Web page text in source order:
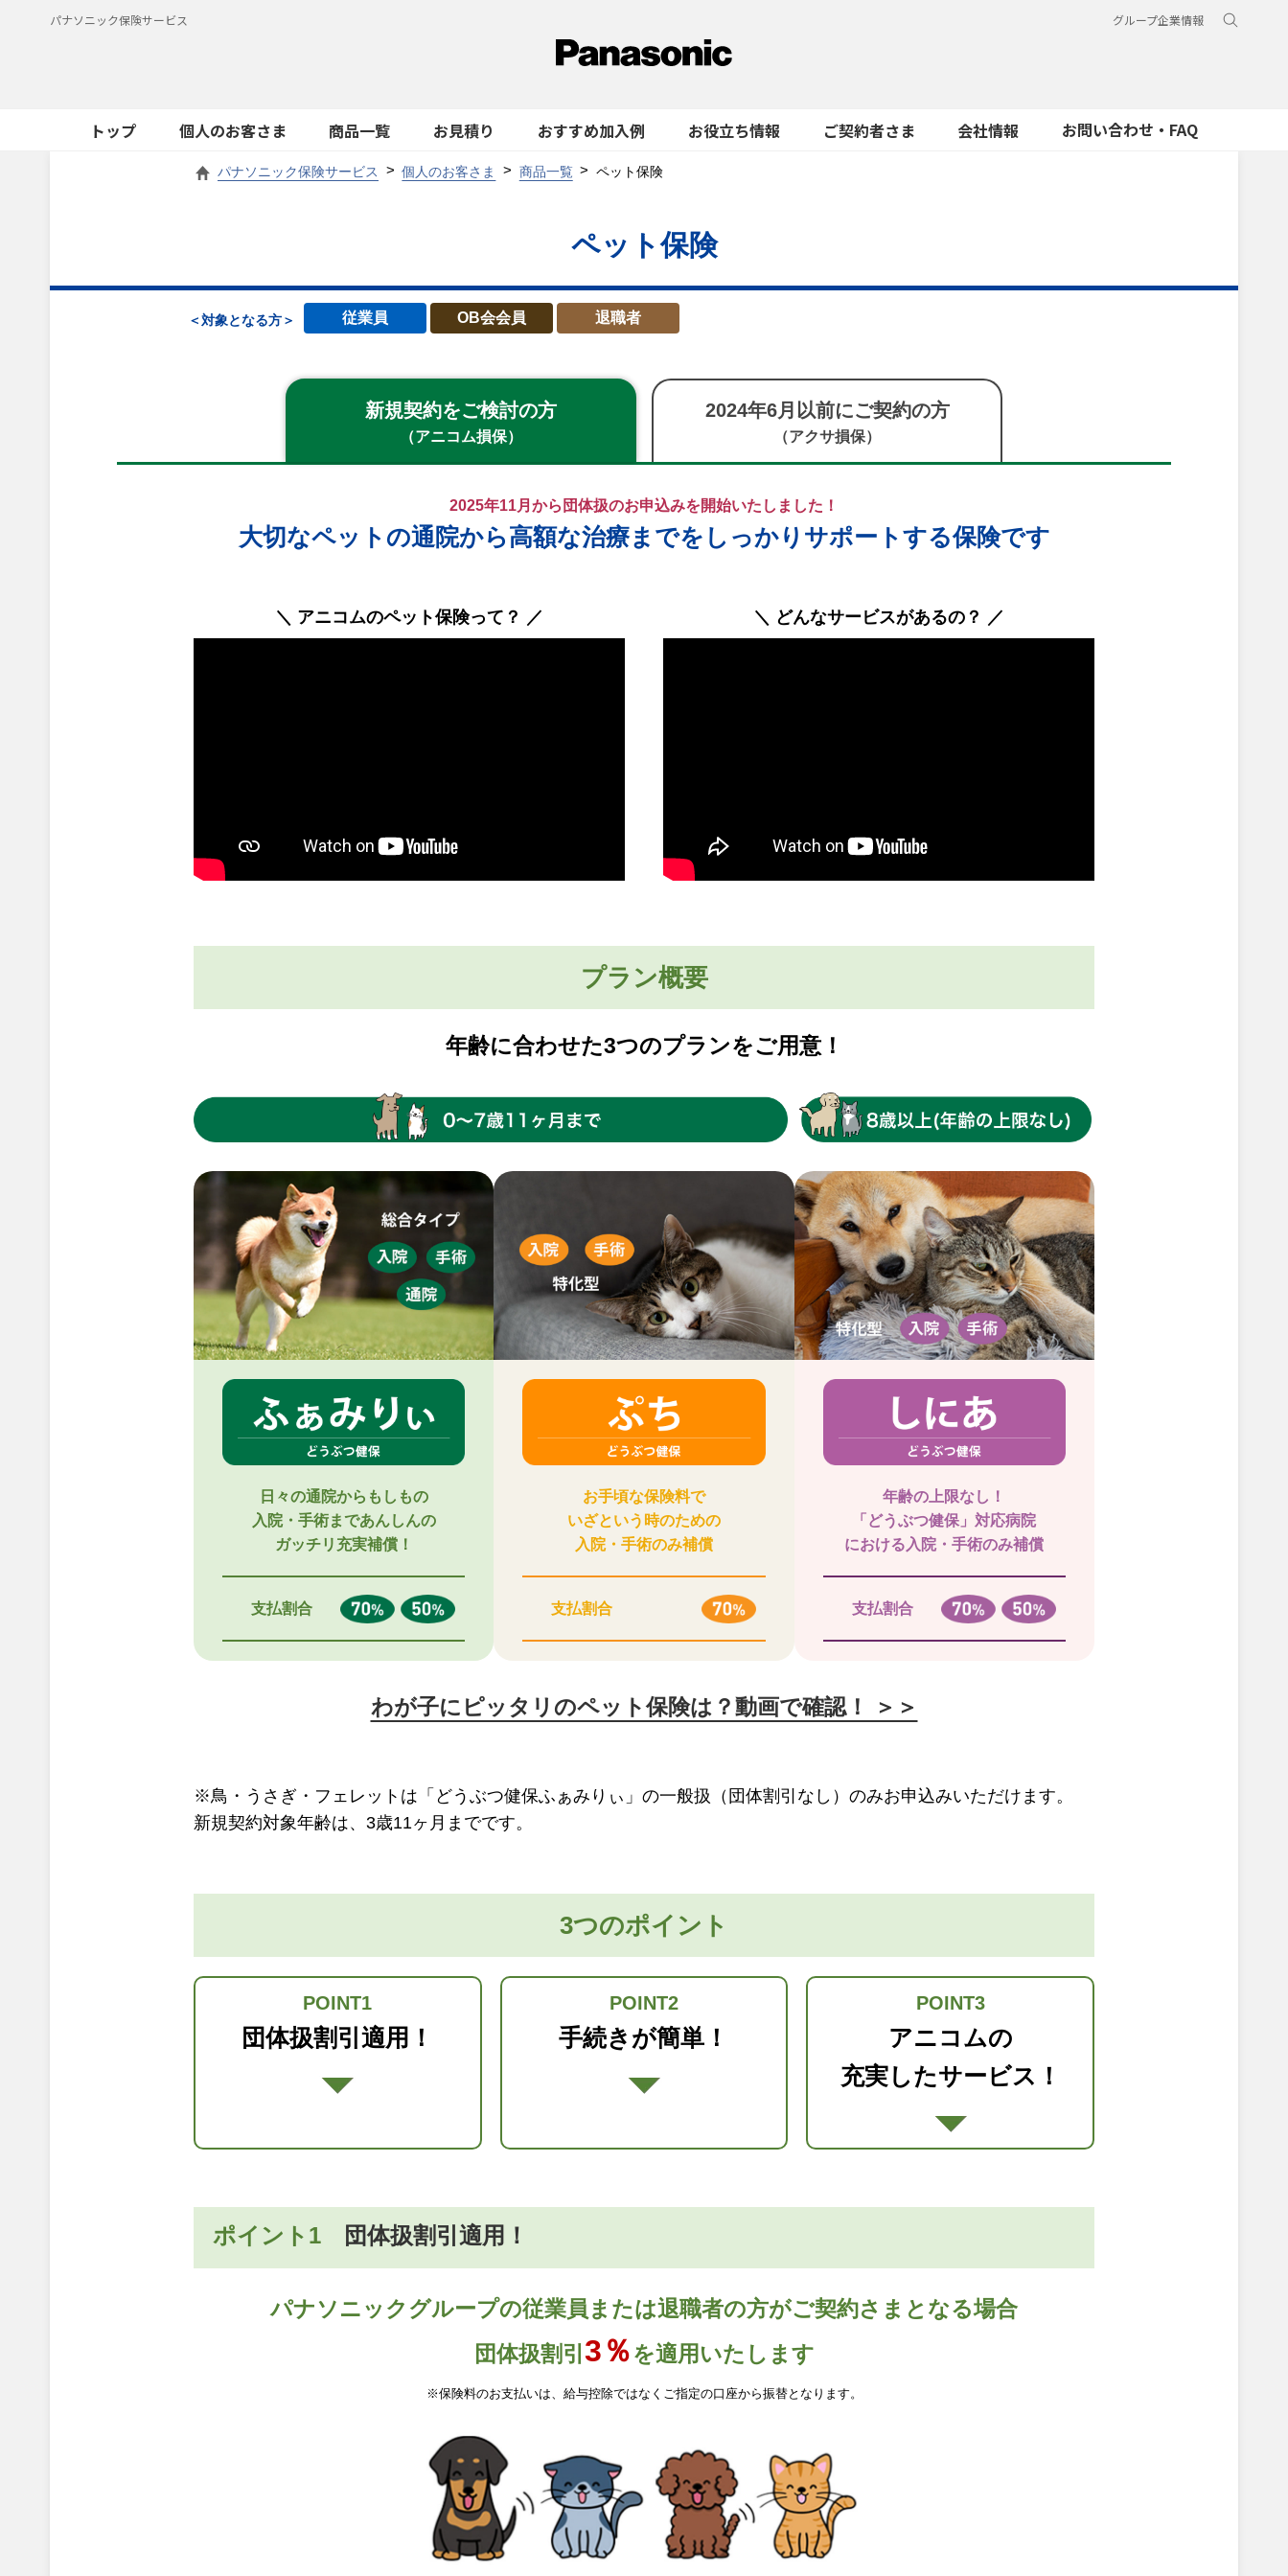
パナソニック保険サービス グループ企業情報
トップ 個人のお客さま 商品一覧 お見積り おすすめ加入例 お役立ち情報 ご契約者さま 会社情報 お問い合わせ・FAQ
パナソニック保険サービス 個人のお客さま 商品一覧 ペット保険
ペット保険
＜対象となる方＞ 従業員 OB会会員 退職者
新規契約をご検討の方
（アニコム損保）
2024年6月 以前にご契約の方
（アクサ損保）
2025年11月から団体扱のお申込みを開始いたしました！
大切なペットの通院から高額な治療までをしっかりサポートする保険です
＼ アニコムのペット保険って？ ／ ＼ どんなサービスがあるの？ ／
プラン概要
年齢に合わせた3つのプランをご用意！
日々の通院からもしもの
入院・手術まであんしんの
ガッチリ充実補償！
支払割合
お手頃な保険料で
いざという時のための
入院・手術のみ補償
支払割合
年齢の上限なし！
「どうぶつ健保」対応病院
における入院・手術のみ補償
支払割合
わが子にピッタリのペット保険は？動画で確認！ ＞＞
※鳥・うさぎ・フェレットは「どうぶつ健保ふぁみりぃ」の一般扱（団体割引なし）のみお申込みいただけます。
新規契約対象年齢は、3歳11ヶ月までです。
3つのポイント
POINT1
団体扱割引適用！
POINT2
手続きが簡単！
POINT3
アニコムの
充実したサービス！
ポイント1 団体扱割引適用！
パナソニックグループの従業員または退職者の方がご契約さまとなる場合
団体扱割引 3％ を適用いたします
※保険料のお支払いは、給与控除ではなくご指定の口座から振替となります。